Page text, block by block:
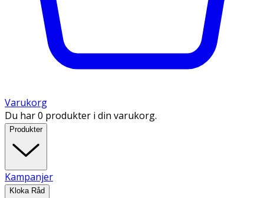
Varukorg
Du har 0 produkter i din varukorg.
Produkter
Kampanjer
Kloka Råd